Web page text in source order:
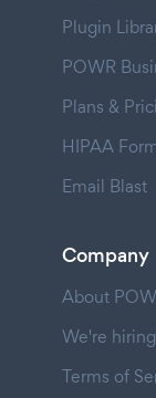
Plugin
POWR
Plans &
HIPAA
Email Blast
Company
About
We're
Terms of